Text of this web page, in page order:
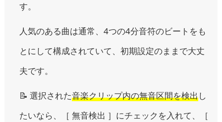
す。
人気のある曲は通常、4つの4分音符のビートをも
とにして構成されていて、初期設定のままで大丈
夫です。
📝 選択された音楽クリップ内の無音区間を検出し
たいなら、［ 無音検出 ］にチェックを入れて、［